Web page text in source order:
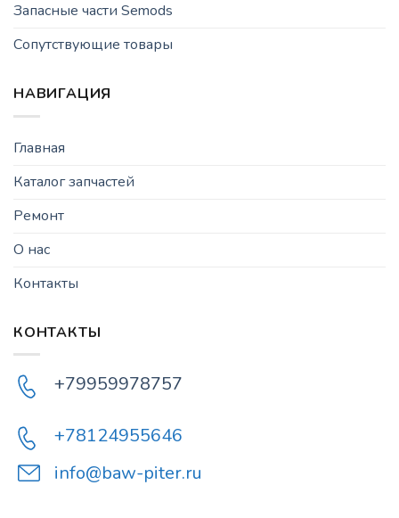
Запасные части Semods
Сопутствующие товары
НАВИГАЦИЯ
Главная
Каталог запчастей
Ремонт
О нас
Контакты
КОНТАКТЫ
+79959978757
+78124955646
info@baw-piter.ru